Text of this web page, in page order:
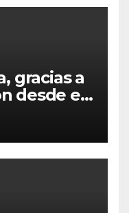
gracias a
desde el